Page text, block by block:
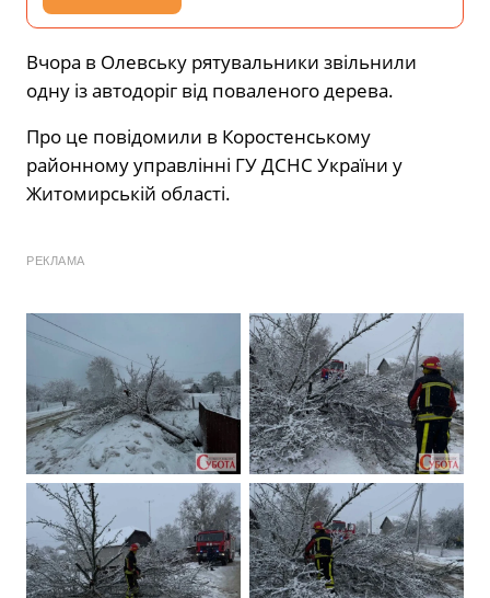
Вчора в Олевську рятувальники звільнили
одну із автодоріг від поваленого дерева.
Про це повідомили в Коростенському
районному управлінні ГУ ДСНС України у
Житомирській області.
РЕКЛАМА